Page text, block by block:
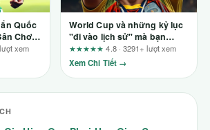
Quốc
Chơi
Cược
xem
World Cup và những kỷ lục
"đi vào lịch sử" mà bạn
không thể bỏ lỡ
★★★★★4.8 · 3291+ lượt xem
Xem Chi Tiết →